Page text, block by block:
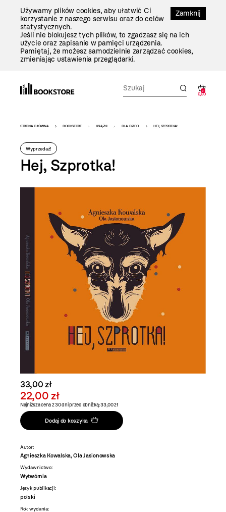
Zamknij
Używamy plików cookies, aby ułatwić Ci
korzystanie z naszego serwisu oraz do celów
statystycznych.
Jeśli nie blokujesz tych plików, to zgadzasz się na ich
użycie oraz zapisanie w pamięci urządzenia.
Pamiętaj, że możesz samodzielnie zarządzać cookies,
zmieniając ustawienia przeglądarki.
0
0,00
Bookstore
-
szablon
szczegóły
STRONA GŁÓWNA BOOKSTORE KSIĄŻKI DLA DZIECI HEJ, SZPROTKA!
Wyprzedaż!
Hej, Szprotka!
33,00 zł
22,00 zł
Najniższa cena z 30 dni przed obniżką: 33,00 zł
Dodaj do koszyka
Autor:
Agnieszka Kowalska, Ola Jasionowska
Wydawnictwo:
Wytwórnia
Język publikacji:
polski
Rok wydania: